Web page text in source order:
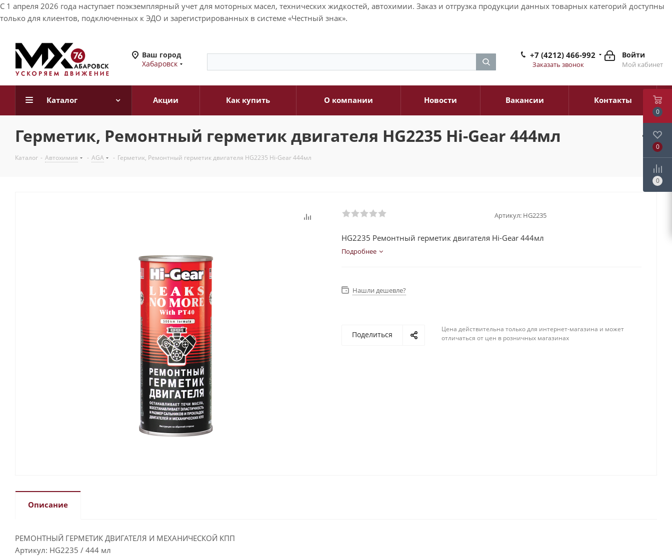
С 1 апреля 2026 года наступает поэкземплярный учет для моторных масел, технических жидкостей, автохимии. Заказ и отгрузка продукции данных товарных категорий доступны
только для клиентов, подключенных к ЭДО и зарегистрированных в системе «Честный знак».
Ваш город
Хабаровск
Войти
Мой кабинет
+7 (4212) 466-992
Заказать звонок
Каталог Акции Как купить О компании Новости Вакансии Контакты
Герметик, Ремонтный герметик двигателя HG2235 Hi-Gear 444мл
Каталог - Автохимия - AGA - Герметик, Ремонтный герметик двигателя HG2235 Hi-Gear 444мл
Артикул: HG2235
HG2235 Ремонтный герметик двигателя Hi-Gear 444мл
Подробнее
Нашли дешевле?
Поделиться
Цена действительна только для интернет-магазина и может
отличаться от цен в розничных магазинах
Описание
РЕМОНТНЫЙ ГЕРМЕТИК ДВИГАТЕЛЯ И МЕХАНИЧЕСКОЙ КПП
Артикул: HG2235 / 444 мл
0
0
0